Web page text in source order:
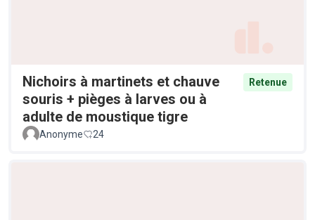
Nichoirs à martinets et chauve
souris + pièges à larves ou à
adulte de moustique tigre
Retenue
Anonyme 24